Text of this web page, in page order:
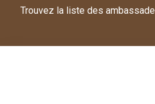
Trouvez la liste des